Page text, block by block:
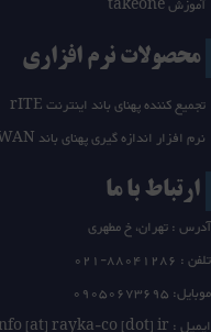
آموزش takeone
محصولات نرم افزاری
تجمیع کننده پهنای باند اینترنت rITE
نرم افزار اندازه گیری پهنای باند WAN
ارتباط با ما
آدرس : تهران، خ مطهری
تلفن : 21-88041286
0
موبایل: 09050673695
ایمیل : info [at] rayka-co [dot] ir